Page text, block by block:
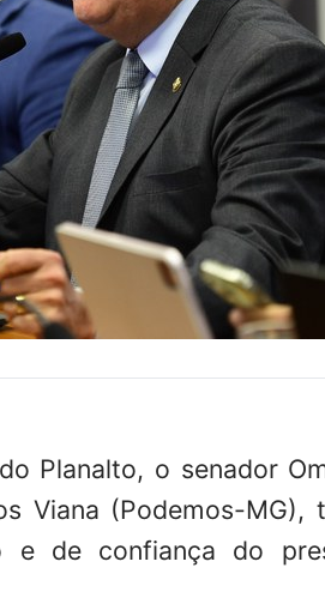
Planalto, o senador
Viana (Podemos-
e de confiança do